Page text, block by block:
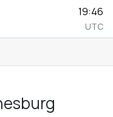
19:46
UTC